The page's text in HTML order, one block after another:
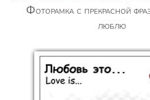
Фоторамка с прекрасной фразой - Я тебя
люблю